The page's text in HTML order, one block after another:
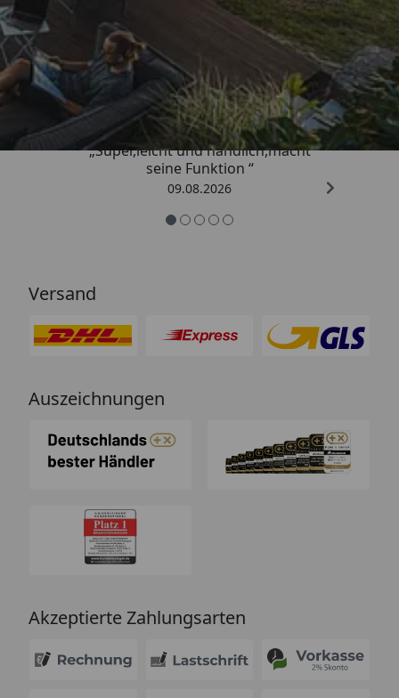
Trusted Shops
4,81/ 5
„Super,leicht und handlich,macht
seine Funktion “
09.08.2026
Versand
Auszeichnungen
Akzeptierte Zahlungsarten